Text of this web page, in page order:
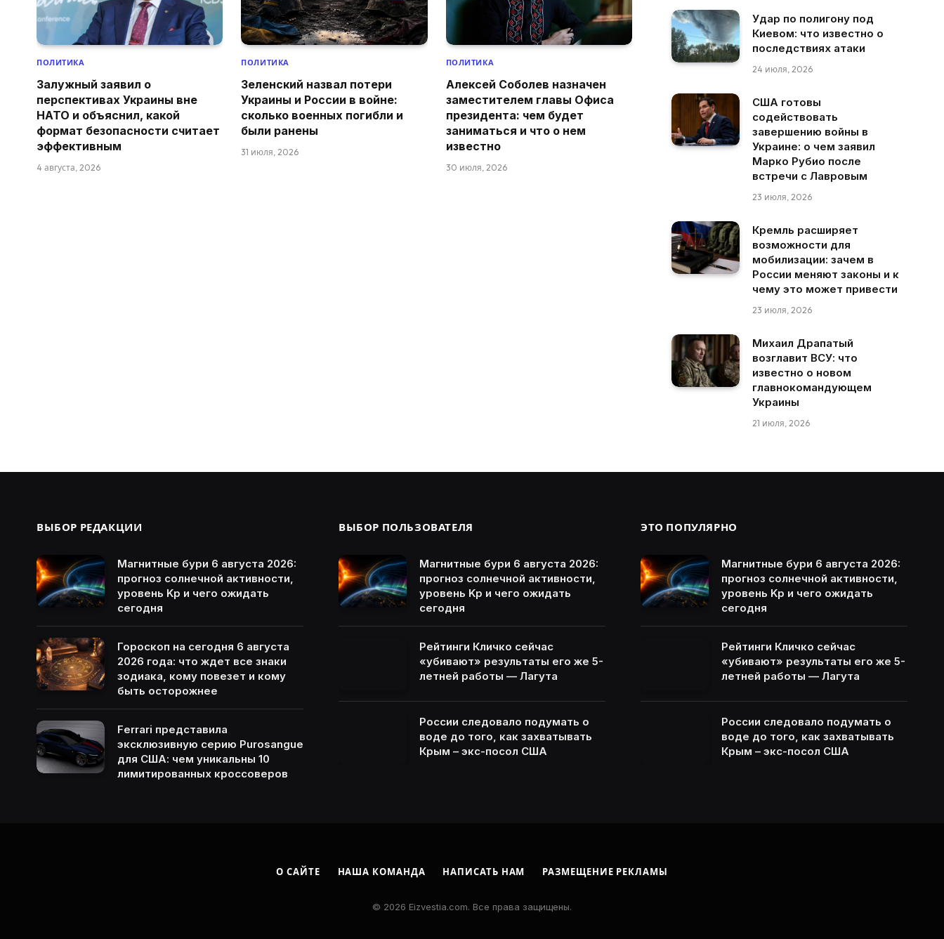
ПОЛИТИКА
Залужный заявил о
перспективах Украины вне
НАТО и объяснил, какой
формат безопасности считает
эффективным
4 августа, 2026
ПОЛИТИКА
Зеленский назвал потери
Украины и России в войне:
сколько военных погибли и
были ранены
31 июля, 2026
ПОЛИТИКА
Алексей Соболев назначен
заместителем главы Офиса
президента: чем будет
заниматься и что о нем
известно
30 июля, 2026
Удар по полигону под
Киевом: что известно о
последствиях атаки
24 июля, 2026
США готовы
содействовать
завершению войны в
Украине: о чем заявил
Марко Рубио после
встречи с Лавровым
23 июля, 2026
Кремль расширяет
возможности для
мобилизации: зачем в
России меняют законы и к
чему это может привести
23 июля, 2026
Михаил Драпатый
возглавит ВСУ: что
известно о новом
главнокомандующем
Украины
21 июля, 2026
ВЫБОР РЕДАКЦИИ
Магнитные бури 6 августа 2026:
прогноз солнечной активности,
уровень Kp и чего ожидать
сегодня
Гороскоп на сегодня 6 августа
2026 года: что ждет все знаки
зодиака, кому повезет и кому
быть осторожнее
Ferrari представила
эксклюзивную серию Purosangue
для США: чем уникальны 10
лимитированных кроссоверов
ВЫБОР ПОЛЬЗОВАТЕЛЯ
Магнитные бури 6 августа 2026:
прогноз солнечной активности,
уровень Kp и чего ожидать
сегодня
Рейтинги Кличко сейчас
«убивают» результаты его же 5-
летней работы — Лагута
России следовало подумать о
воде до того, как захватывать
Крым – экс-посол США
ЭТО ПОПУЛЯРНО
Магнитные бури 6 августа 2026:
прогноз солнечной активности,
уровень Kp и чего ожидать
сегодня
Рейтинги Кличко сейчас
«убивают» результаты его же 5-
летней работы — Лагута
России следовало подумать о
воде до того, как захватывать
Крым – экс-посол США
О САЙТЕ НАША КОМАНДА НАПИСАТЬ НАМ РАЗМЕЩЕНИЕ РЕКЛАМЫ
© 2026 Eizvestia.com. Все права защищены.